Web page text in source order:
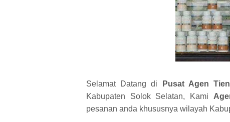
Selamat Datang di Pusat Agen
Kabupaten Solok Selatan, Kami
pesanan anda khususnya wilayah